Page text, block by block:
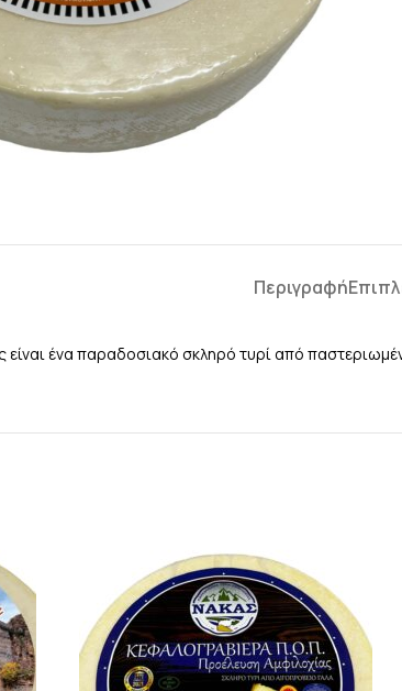
Περιγραφή
ένα παραδοσιακό σκληρό τυρί από